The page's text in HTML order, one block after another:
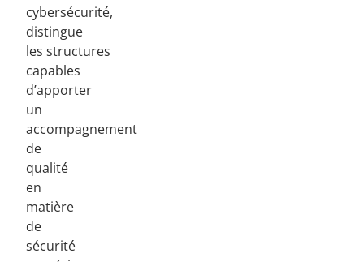
cybersécurité,
distingue
les structures
capables
d’apporter
un
accompagnement
de
qualité
en
matière
de
sécurité